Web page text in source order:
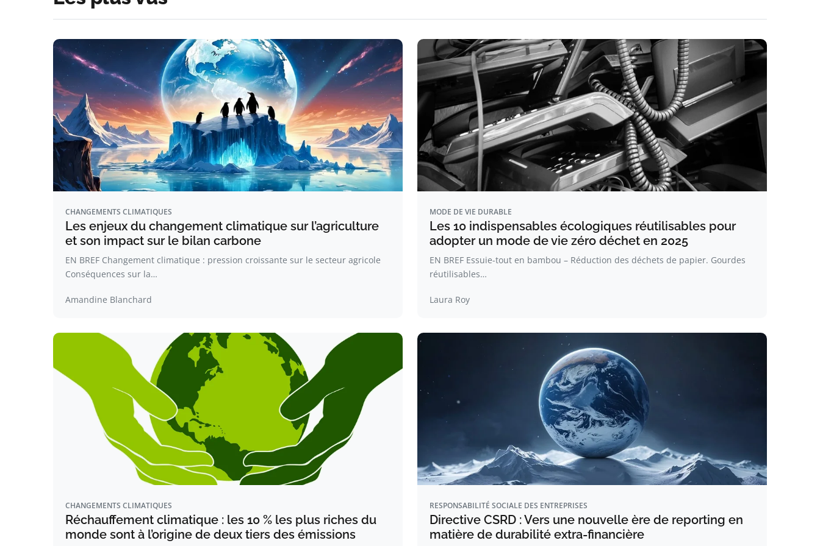
CHANGEMENTS CLIMATIQUES
Les enjeux du changement climatique sur l’agriculture
et son impact sur le bilan carbone
EN BREF Changement climatique : pression croissante sur le secteur agricole
Conséquences sur la…
Amandine Blanchard
MODE DE VIE DURABLE
Les 10 indispensables écologiques réutilisables pour
adopter un mode de vie zéro déchet en 2025
EN BREF Essuie-tout en bambou – Réduction des déchets de papier. Gourdes
réutilisables…
Laura Roy
CHANGEMENTS CLIMATIQUES
Réchauffement climatique : les 10 % les plus riches du
monde sont à l’origine de deux tiers des émissions
RESPONSABILITÉ SOCIALE DES ENTREPRISES
Directive CSRD : Vers une nouvelle ère de reporting en
matière de durabilité extra-financière